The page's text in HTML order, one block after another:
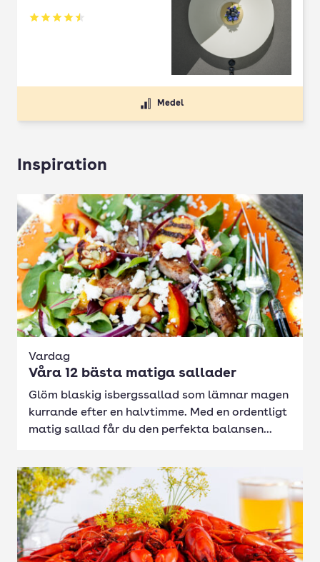
Betyg: 4.5 av 5
Medel
Inspiration
Vardag
Våra 12 bästa matiga sallader
Glöm blaskig isbergssallad som lämnar magen
kurrande efter en halvtimme. Med en ordentligt
matig sallad får du den perfekta balansen...